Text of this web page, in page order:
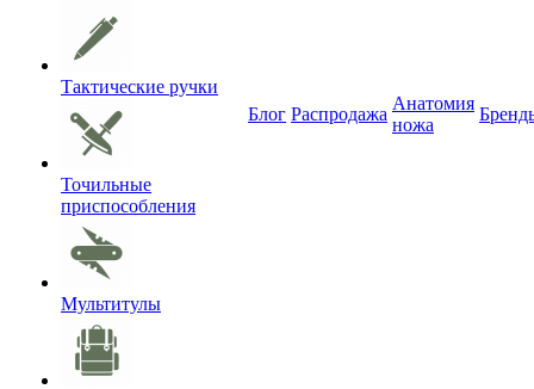
Тактические ручки
Точильные
приспособления
Мультитулы
Блог Распродажа
Анатомия
ножа